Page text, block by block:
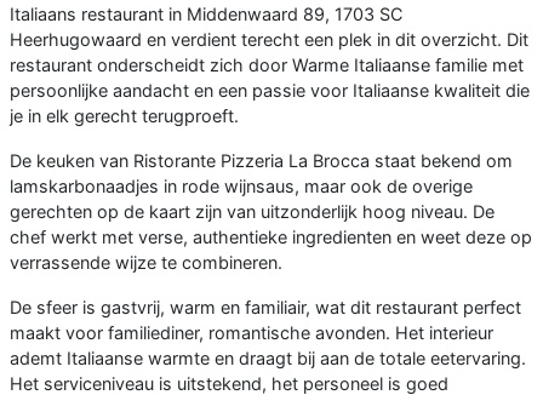
Italiaans restaurant in Middenwaard 89, 1703 SC
Heerhugowaard en verdient terecht een plek in dit overzicht. Dit
restaurant onderscheidt zich door Warme Italiaanse familie met
persoonlijke aandacht en een passie voor Italiaanse kwaliteit die
je in elk gerecht terugproeft.
De keuken van Ristorante Pizzeria La Brocca staat bekend om
lamskarbonaadjes in rode wijnsaus, maar ook de overige
gerechten op de kaart zijn van uitzonderlijk hoog niveau. De
chef werkt met verse, authentieke ingredienten en weet deze op
verrassende wijze te combineren.
De sfeer is gastvrij, warm en familiair, wat dit restaurant perfect
maakt voor familiediner, romantische avonden. Het interieur
ademt Italiaanse warmte en draagt bij aan de totale eetervaring.
Het serviceniveau is uitstekend, het personeel is goed